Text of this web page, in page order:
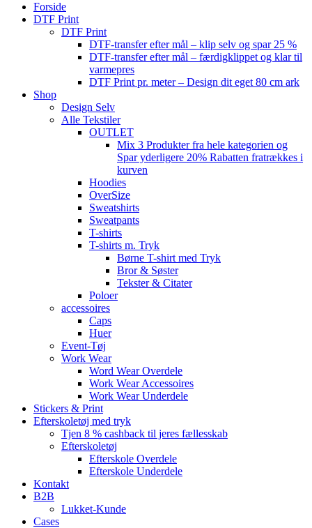
Forside
DTF Print
DTF Print
DTF-transfer efter mål – klip selv og spar 25 %
DTF-transfer efter mål – færdigklippet og klar til
varmepres
DTF Print pr. meter – Design dit eget 80 cm ark
Shop
Design Selv
Alle Tekstiler
OUTLET
Mix 3 Produkter fra hele kategorien og
Spar yderligere 20% Rabatten fratrækkes i
kurven
Hoodies
OverSize
Sweatshirts
Sweatpants
T-shirts
T-shirts m. Tryk
Børne T-shirt med Tryk
Bror & Søster
Tekster & Citater
Poloer
accessoires
Caps
Huer
Event-Tøj
Work Wear
Word Wear Overdele
Work Wear Accessoires
Work Wear Underdele
Stickers & Print
Efterskoletøj med tryk
Tjen 8 % cashback til jeres fællesskab
Efterskoletøj
Efterskole Overdele
Efterskole Underdele
Kontakt
B2B
Lukket-Kunde
Cases